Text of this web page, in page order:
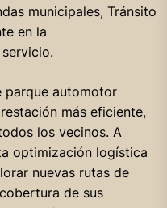
municipales, Tránsito
en la
parque automotor
más eficiente,
los vecinos. A
optimización logística
nuevas rutas de
de sus